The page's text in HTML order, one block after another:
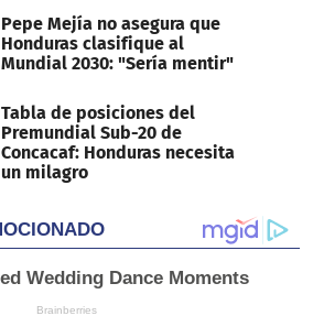
Pepe Mejía no asegura que
Honduras clasifique al
Mundial 2030: "Sería mentir"
Tabla de posiciones del
Premundial Sub-20 de
Concacaf: Honduras necesita
un milagro